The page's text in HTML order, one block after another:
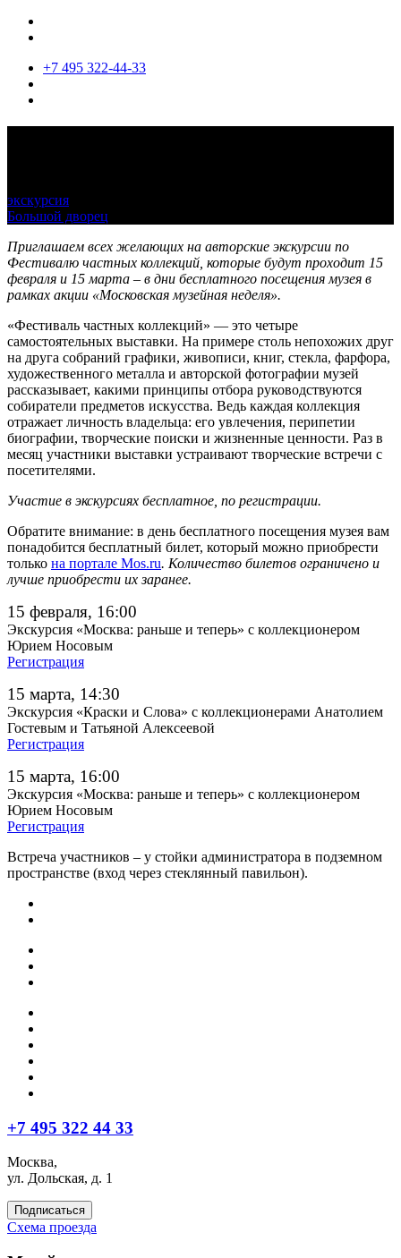
+7 495 322-44-33
экскурсия
Большой дворец
Приглашаем всех желающих на авторские экскурсии по
Фестивалю частных коллекций, которые будут проходит 15
февраля и 15 марта – в дни бесплатного посещения музея в
рамках акции «Московская музейная неделя».
«Фестиваль частных коллекций» — это четыре
самостоятельных выставки. На примере столь непохожих друг
на друга собраний графики, живописи, книг, стекла, фарфора,
художественного металла и авторской фотографии музей
рассказывает, какими принципы отбора руководствуются
собиратели предметов искусства. Ведь каждая коллекция
отражает личность владельца: его увлечения, перипетии
биографии, творческие поиски и жизненные ценности. Раз в
месяц участники выставки устраивают творческие встречи с
посетителями.
Участие в экскурсиях бесплатное, по регистрации.
Обратите внимание: в день бесплатного посещения музея вам
понадобится бесплатный билет, который можно приобрести
только на портале Mos.ru. Количество билетов ограничено и
лучше приобрести их заранее.
15 февраля, 16:00
Экскурсия «Москва: раньше и теперь» с коллекционером
Юрием Носовым
Регистрация
15 марта, 14:30
Экскурсия «Краски и Слова» с коллекционерами Анатолием
Гостевым и Татьяной Алексеевой
Регистрация
15 марта, 16:00
Экскурсия «Москва: раньше и теперь» с коллекционером
Юрием Носовым
Регистрация
Встреча участников – у стойки администратора в подземном
пространстве (вход через стеклянный павильон).
+7 495 322 44 33
Москва,
ул. Дольская, д. 1
Подписаться
Схема проезда